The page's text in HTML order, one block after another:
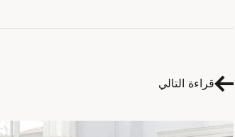
قراءة التالي